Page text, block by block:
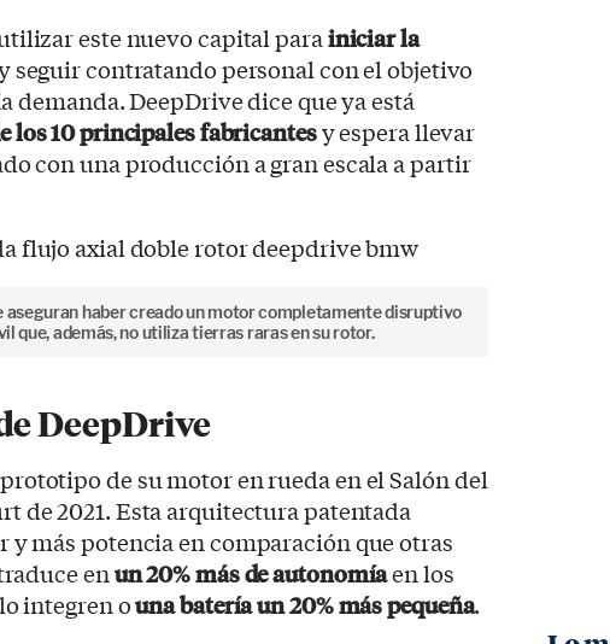
este nuevo capital parainiciar la
seguir contratando personal con el objetivo
demanda. DeepDrive dice que ya está
los 10 principales fabricantesy espera llevar
con una producción a gran escala a partir
aseguran haber creado un motor completamente disruptivo
que, además, no utiliza tierras raras en su rotor.
DeepDrive
de su motor en rueda en el Salón del
de 2021. Esta arquitectura patentada
y más potencia en comparación que otras
enun 20% más de autonomíaen los
integren ouna batería un 20% más pequeña.